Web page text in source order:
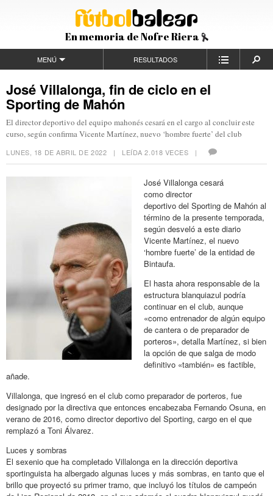
En memoria de Nofre Riera
MENÚ RESULTADOS
José Villalonga, fin de ciclo en el
Sporting de Mahón
El director deportivo del equipo mahonés cesará en el cargo al concluir este
curso, según confirma Vicente Martínez, nuevo ‘hombre fuerte’ del club
LUNES, 18 DE ABRIL DE 2022 | LEÍDA 2.018 VECES |
José Villalonga cesará
como director
deportivo del Sporting de Mahón al
término de la presente temporada,
según desveló a este diario
Vicente Martínez, el nuevo
‘hombre fuerte’ de la entidad de
Bintaufa.
El hasta ahora responsable de la
estructura blanquiazul podría
continuar en el club, aunque
«como entrenador de algún equipo
de cantera o de preparador de
porteros», detalla Martínez, si bien
la opción de que salga de modo
definitivo «también» es factible,
añade.
Villalonga, que ingresó en el club como preparador de porteros, fue
designado por la directiva que entonces encabezaba Fernando Osuna, en
verano de 2016, como director deportivo del Sporting, cargo en el que
remplazó a Toni Álvarez.
Luces y sombras
El sexenio que ha completado Villalonga en la dirección deportiva
sportinguista ha albergado algunas luces y más sombras, en tanto que el
brillo que proyectó su primer tramo, que incluyó los títulos de campeón